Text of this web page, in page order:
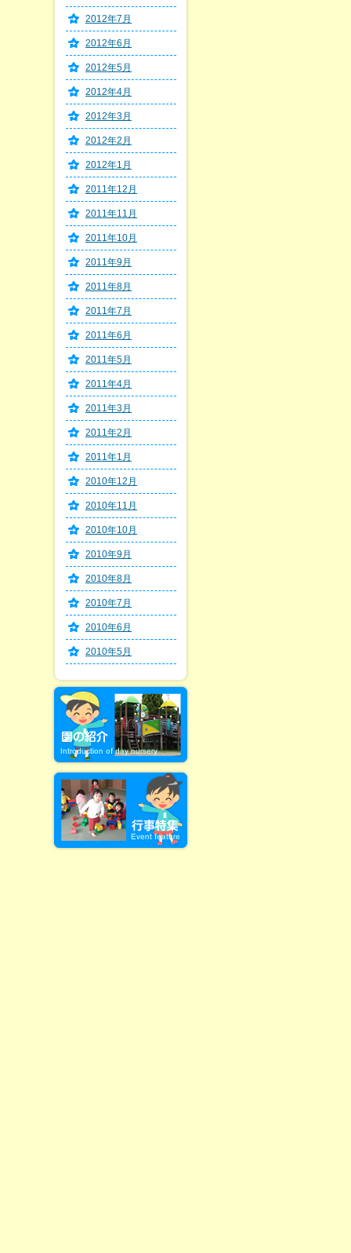
2012年7月
2012年6月
2012年5月
2012年4月
2012年3月
2012年2月
2012年1月
2011年12月
2011年11月
2011年10月
2011年9月
2011年8月
2011年7月
2011年6月
2011年5月
2011年4月
2011年3月
2011年2月
2011年1月
2010年12月
2010年11月
2010年10月
2010年9月
2010年8月
2010年7月
2010年6月
2010年5月